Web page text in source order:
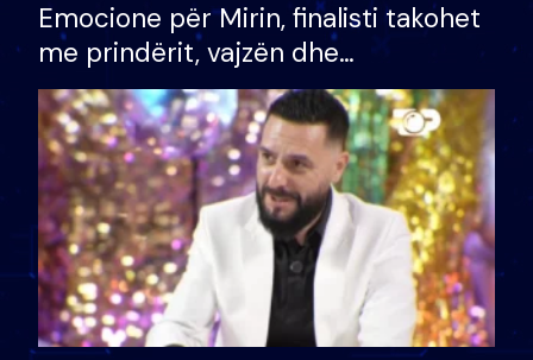
Emocione për Mirin, finalisti takohet
me prindërit, vajzën dhe
bashkëshorten: S’kemi ndonjë letër
divorci apo jo?